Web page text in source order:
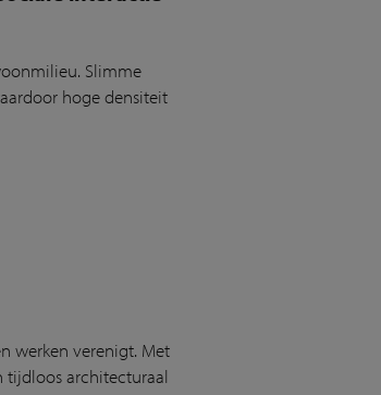
Slimme
hoge densiteit
werken verenigt. Met
tijdloos architecturaal